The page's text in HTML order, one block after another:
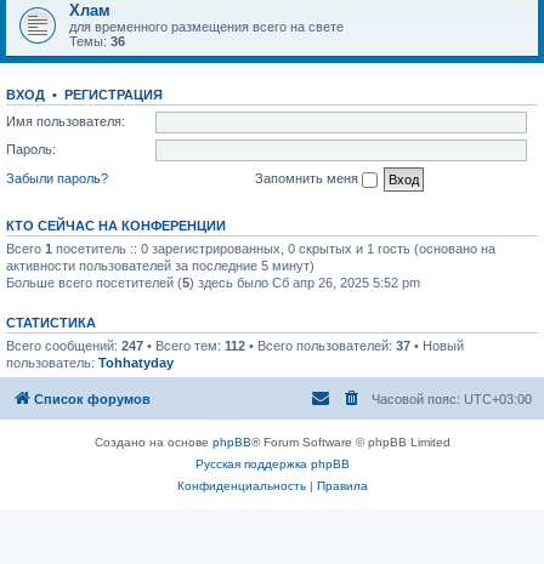
Хлам
для временного размещения всего на свете
Темы: 36
ВХОД • РЕГИСТРАЦИЯ
Имя пользователя:
Пароль:
Забыли пароль?
Запомнить меня
КТО СЕЙЧАС НА КОНФЕРЕНЦИИ
Всего 1 посетитель :: 0 зарегистрированных, 0 скрытых и 1 гость (основано на
активности пользователей за последние 5 минут)
Больше всего посетителей (5) здесь было Сб апр 26, 2025 5:52 pm
СТАТИСТИКА
Всего сообщений: 247 • Всего тем: 112 • Всего пользователей: 37 • Новый
пользователь: Tohhatyday
Список форумов Часовой пояс: UTC+03:00
Создано на основе phpBB® Forum Software © phpBB Limited
Русская поддержка phpBB
Конфиденциальность| Правила